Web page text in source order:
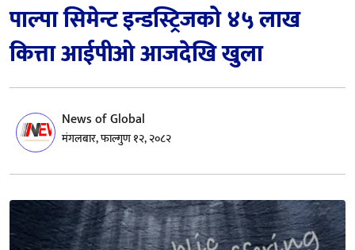
पाल्पा सिमेन्ट इन्डस्ट्रिजको ४५ लाख
कित्ता आईपीओ आजदेखि खुला
News of Global
मंगलबार, फाल्गुण १२, २०८२